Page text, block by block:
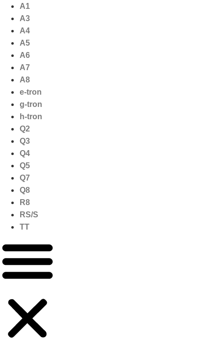
naar
inhoud
A1
A3
A4
A5
A6
A7
A8
e-tron
g-tron
h-tron
Q2
Q3
Q4
Q5
Q7
Q8
R8
RS/S
TT